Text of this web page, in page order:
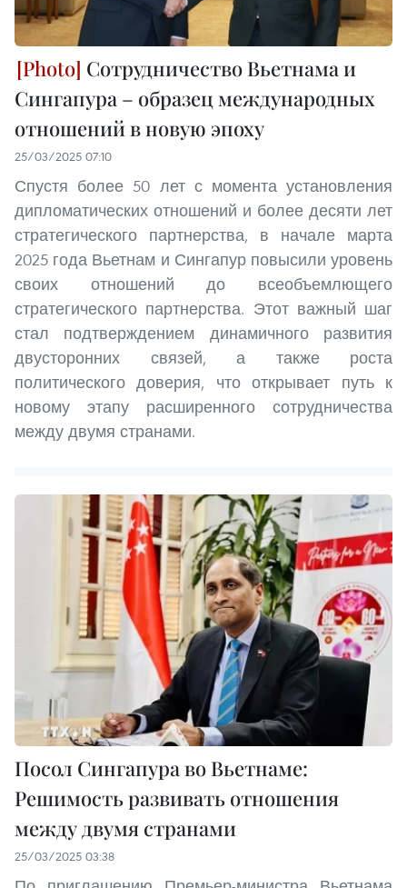
Сотрудничество Вьетнама и
Сингапура – образец международных
отношений в новую эпоху
25/03/2025 07:10
Спустя более 50 лет с момента установления
дипломатических отношений и более десяти лет
стратегического партнерства, в начале марта
2025 года Вьетнам и Сингапур повысили уровень
своих отношений до всеобъемлющего
стратегического партнерства. Этот важный шаг
стал подтверждением динамичного развития
двусторонних связей, а также роста
политического доверия, что открывает путь к
новому этапу расширенного сотрудничества
между двумя странами.
Посол Сингапура во Вьетнаме:
Решимость развивать отношения
между двумя странами
25/03/2025 03:38